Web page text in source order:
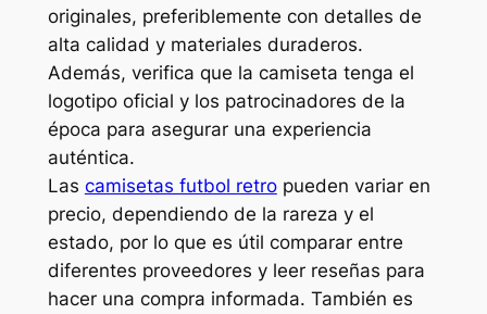
originales, preferiblemente con detalles de
alta calidad y materiales duraderos.
Además, verifica que la camiseta tenga el
logotipo oficial y los patrocinadores de la
época para asegurar una experiencia
auténtica.
Las camisetas futbol retropueden variar en
precio, dependiendo de la rareza y el
estado, por lo que es útil comparar entre
diferentes proveedores y leer reseñas para
hacer una compra informada. También es